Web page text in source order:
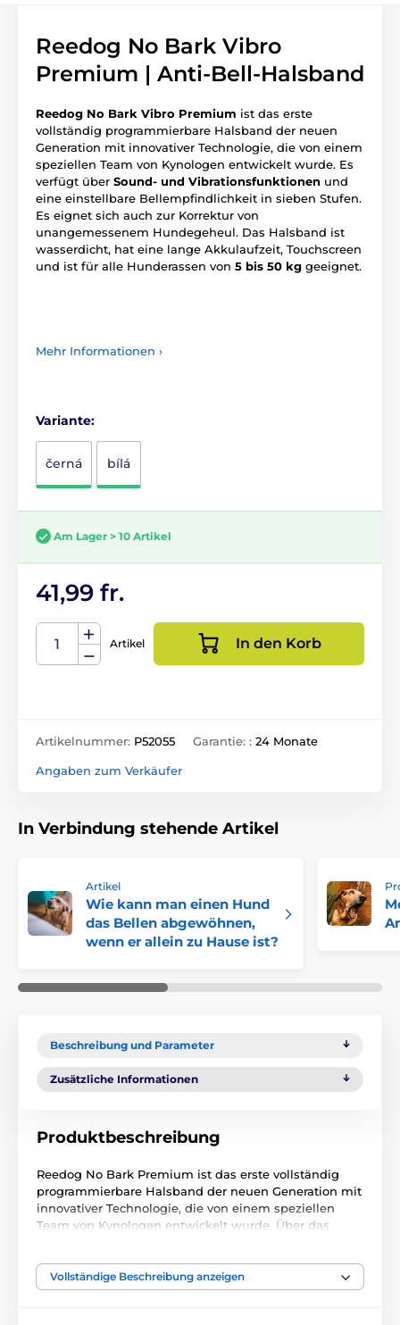
Reedog No Bark Vibro
Premium | Anti-Bell-Halsband
Reedog No Bark Vibro Premium ist das erste
vollständig programmierbare Halsband der neuen
Generation mit innovativer Technologie, die von einem
speziellen Team von Kynologen entwickelt wurde. Es
verfügt über Sound- und Vibrationsfunktionen und
eine einstellbare Bellempfindlichkeit in sieben Stufen.
Es eignet sich auch zur Korrektur von
unangemessenem Hundegeheul. Das Halsband ist
wasserdicht, hat eine lange Akkulaufzeit, Touchscreen
und ist für alle Hunderassen von 5 bis 50 kg geeignet.
Mehr Informationen ›
Variante:
černá bílá
Am Lager > 10 Artikel
41,99 fr.
Artikel In den Korb
Artikelnummer: P52055 Garantie: : 24 Monate
Angaben zum Verkäufer
In Verbindung stehende Artikel
Artikel
Wie kann man einen Hund
das Bellen abgewöhnen,
wenn er allein zu Hause ist?
Beschreibung und Parameter
Zusätzliche Informationen
Produktbeschreibung
Reedog No Bark Premium ist das erste vollständig
programmierbare Halsband der neuen Generation mit
innovativer Technologie, die von einem speziellen
Team von Kynologen entwickelt wurde. Über das
und Vibrationsfunktionenund der Möglichkeit, die
Bellempfindlichkeit in sieben Stufen einzustellen,
Vollständige Beschreibung anzeigen